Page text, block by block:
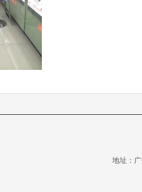
地址：